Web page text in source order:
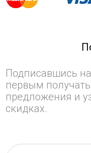
Подписавшись
первым
предложения и
скидках.